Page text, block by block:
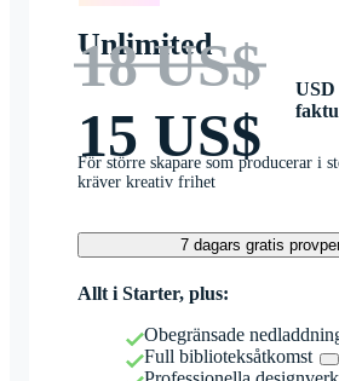
Unlimited
18 US$
15 US$
USD
För större skapare som producerar i
kräver kreativ frihet
7 dagars gratis
Allt i Starter, plus:
Obegränsade
Full biblioteksåtkomst